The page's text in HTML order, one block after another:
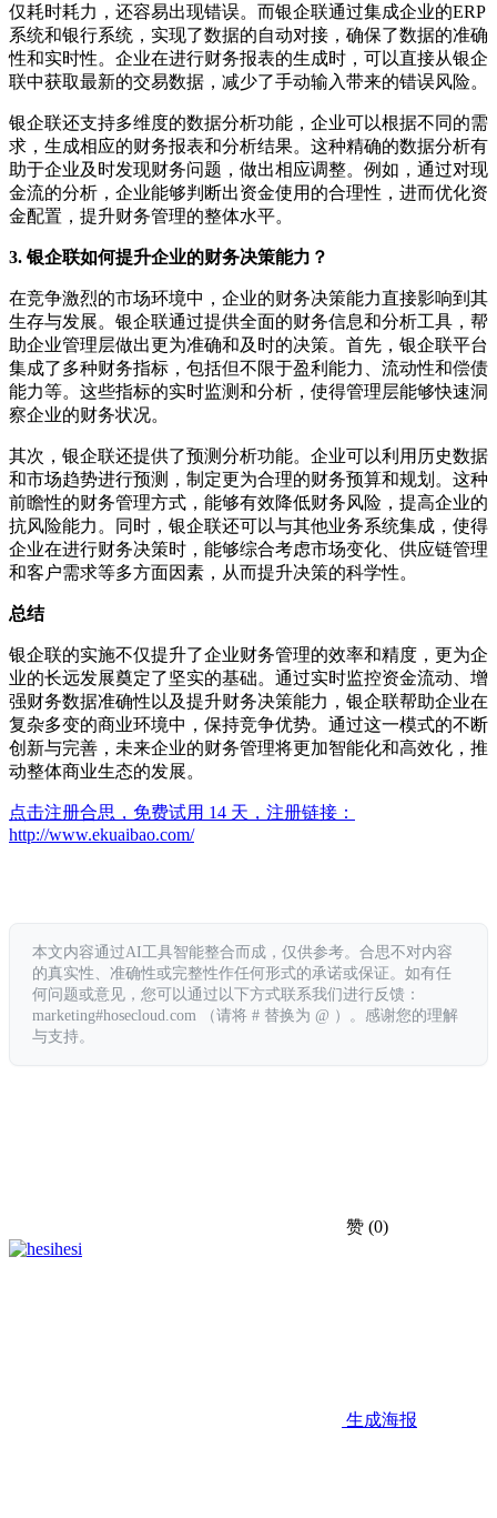
仅耗时耗力，还容易出现错误。而银企联通过集成企业的ERP
系统和银行系统，实现了数据的自动对接，确保了数据的准确
性和实时性。企业在进行财务报表的生成时，可以直接从银企
联中获取最新的交易数据，减少了手动输入带来的错误风险。
银企联还支持多维度的数据分析功能，企业可以根据不同的需
求，生成相应的财务报表和分析结果。这种精确的数据分析有
助于企业及时发现财务问题，做出相应调整。例如，通过对现
金流的分析，企业能够判断出资金使用的合理性，进而优化资
金配置，提升财务管理的整体水平。
3. 银企联如何提升企业的财务决策能力？
在竞争激烈的市场环境中，企业的财务决策能力直接影响到其
生存与发展。银企联通过提供全面的财务信息和分析工具，帮
助企业管理层做出更为准确和及时的决策。首先，银企联平台
集成了多种财务指标，包括但不限于盈利能力、流动性和偿债
能力等。这些指标的实时监测和分析，使得管理层能够快速洞
察企业的财务状况。
其次，银企联还提供了预测分析功能。企业可以利用历史数据
和市场趋势进行预测，制定更为合理的财务预算和规划。这种
前瞻性的财务管理方式，能够有效降低财务风险，提高企业的
抗风险能力。同时，银企联还可以与其他业务系统集成，使得
企业在进行财务决策时，能够综合考虑市场变化、供应链管理
和客户需求等多方面因素，从而提升决策的科学性。
总结
银企联的实施不仅提升了企业财务管理的效率和精度，更为企
业的长远发展奠定了坚实的基础。通过实时监控资金流动、增
强财务数据准确性以及提升财务决策能力，银企联帮助企业在
复杂多变的商业环境中，保持竞争优势。通过这一模式的不断
创新与完善，未来企业的财务管理将更加智能化和高效化，推
动整体商业生态的发展。
点击注册合思，免费试用 14 天，注册链接：
http://www.ekuaibao.com/
本文内容通过AI工具智能整合而成，仅供参考。合思不对内容
的真实性、准确性或完整性作任何形式的承诺或保证。如有任
何问题或意见，您可以通过以下方式联系我们进行反馈：
marketing#hosecloud.com （请将 # 替换为 @ ）。感谢您的理解
与支持。
赞 (0)
hesi
生成海报